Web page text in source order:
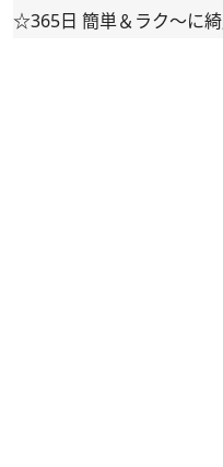
☆365日 簡単＆ラク～に綺